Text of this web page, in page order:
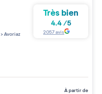
>Avoriaz
Très bien
4.4/5
2057avis
à partir de